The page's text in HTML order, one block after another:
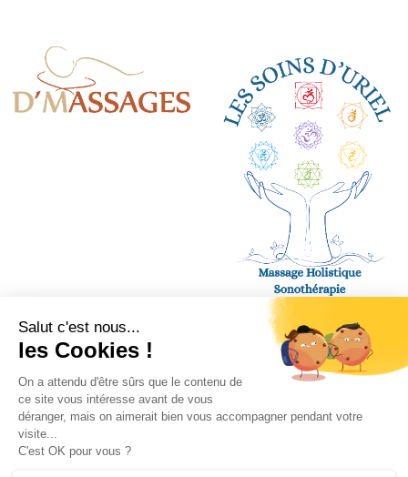
Paiements acceptés :